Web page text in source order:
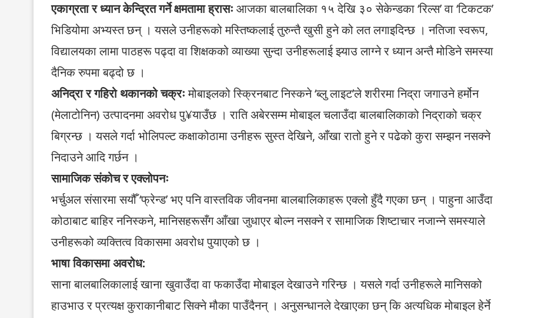
एकाग्रता र ध्यान केन्द्रित गर्ने क्षमतामा ह्रासःआजका बालबालिका १५ देखि ३० सेकेन्डका ‘रिल्स’ वा ‘टिकटक’
भिडियोमा अभ्यस्त छन् । यसले उनीहरूको मस्तिष्कलाई तुरुन्तै खुसी हुने को लत लगाइदिन्छ । नतिजा स्वरूप,
विद्यालयका लामा पाठहरू पढ्दा वा शिक्षकको व्याख्या सुन्दा उनीहरूलाई झ्याउ लाग्ने र ध्यान अन्तै मोडिने समस्या
दैनिक रुपमा बढ्दो छ ।
अनिद्रा र गहिरो थकानको चक्रःमोबाइलको स्क्रिनबाट निस्कने ‘ब्लु लाइट’ले शरीरमा निद्रा जगाउने हर्मोन
(मेलाटोनिन) उत्पादनमा अवरोध पु¥याउँछ । राति अबेरसम्म मोबाइल चलाउँदा बालबालिकाको निद्राको चक्र
बिग्रन्छ । यसले गर्दा भोलिपल्ट कक्षाकोठामा उनीहरू सुस्त देखिने, आँखा रातो हुने र पढेको कुरा सम्झन नसक्ने
निदाउने आदि गर्छन ।
सामाजिक संकोच र एक्लोपनः
भर्चुअल संसारमा सयौँ ‘फ्रेन्ड’ भए पनि वास्तविक जीवनमा बालबालिकाहरू एक्लो हुँदै गएका छन् । पाहुना आउँदा
कोठाबाट बाहिर ननिस्कने, मानिसहरूसँग आँखा जुधाएर बोल्न नसक्ने र सामाजिक शिष्टाचार नजान्ने समस्याले
उनीहरूको व्यक्तित्व विकासमा अवरोध पुयाएको छ ।
भाषा विकासमा अवरोध:
साना बालबालिकालाई खाना खुवाउँदा वा फकाउँदा मोबाइल देखाउने गरिन्छ । यसले गर्दा उनीहरूले मानिसको
हाउभाउ र प्रत्यक्ष कुराकानीबाट सिक्ने मौका पाउँदैनन् । अनुसन्धानले देखाएका छन् कि अत्यधिक मोबाइल हेर्ने